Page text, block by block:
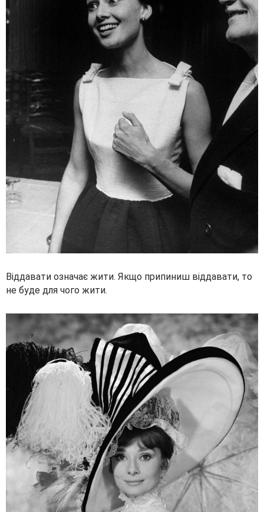
Віддавати означає жити. Якщо припиниш віддавати, то
не буде для чого жити.